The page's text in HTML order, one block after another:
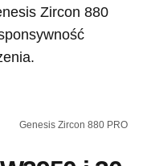
Zircon 880
Genesis Zircon 880 PRO